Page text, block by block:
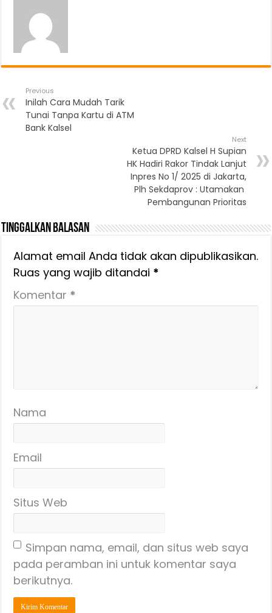
Previous
Inilah Cara Mudah Tarik
Tunai Tanpa Kartu di ATM
Bank Kalsel
Next
Ketua DPRD Kalsel H Supian
HK Hadiri Rakor Tindak Lanjut
Inpres No 1/ 2025 di Jakarta,
Plh Sekdaprov : Utamakan
Pembangunan Prioritas
Tinggalkan Balasan
Alamat email Anda tidak akan dipublikasikan.
Ruas yang wajib ditandai *
Komentar *
Nama
Email
Situs Web
Simpan nama, email, dan situs web saya
pada peramban ini untuk komentar saya
berikutnya.